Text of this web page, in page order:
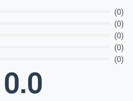
(0)
(0)
(0)
(0)
(0)
0.0